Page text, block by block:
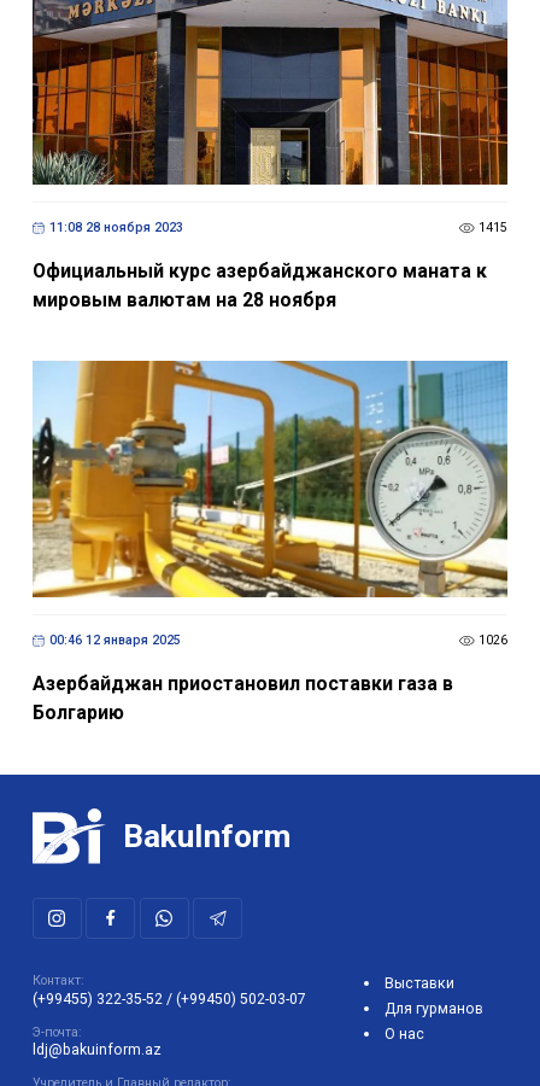
11:08 28 ноября 2023 1415
Официальный курс азербайджанского маната к
мировым валютам на 28 ноября
00:46 12 января 2025 1026
Азербайджан приостановил поставки газа в
Болгарию
BakuInform
Контакт:
(+99455) 322-35-52 / (+99450) 502-03-07
Э-почта:
ldj@bakuinform.az
Выставки
Для гурманов
О нас